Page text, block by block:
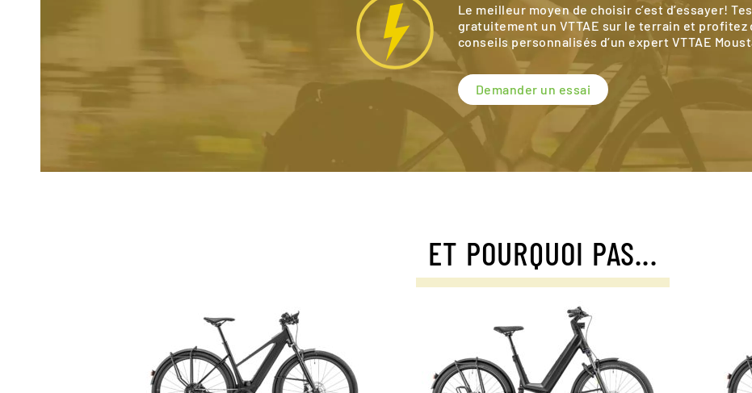
Le meilleur moyen de choisir c’est d’essayer!
gratuitement un VTTAE sur le terrain et profitez
conseils personnalisés d’un expert VTTAE
Demander un essai
ET POURQUOI PAS...